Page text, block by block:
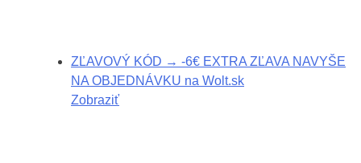
ZĽAVOVÝ KÓD → -6€ EXTRA ZĽAVA NAVYŠE
NA OBJEDNÁVKU na Wolt.sk
Zobraziť